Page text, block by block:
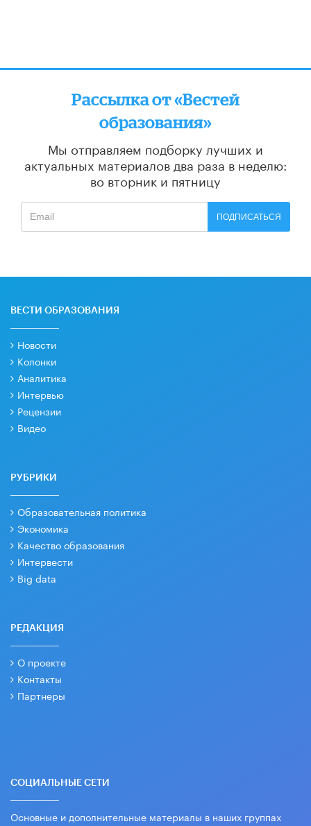
Рассылка от «Вестей
образования»
Мы отправляем подборку лучших и
актуальных материалов два раза в неделю:
во вторник и пятницу
ПОДПИСАТЬСЯ
ВЕСТИ ОБРАЗОВАНИЯ
Новости
Колонки
Аналитика
Интервью
Рецензии
Видео
РУБРИКИ
Образовательная политика
Экономика
Качество образования
Интервести
Big data
РЕДАКЦИЯ
О проекте
Контакты
Партнеры
СОЦИАЛЬНЫЕ СЕТИ
Основные и дополнительные материалы в наших группах